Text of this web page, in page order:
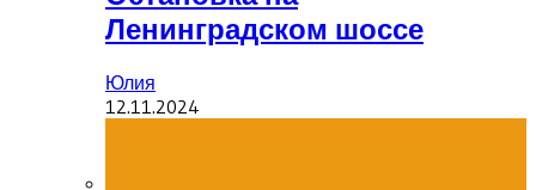
Ленинградском шоссе
Юлия
12.11.2024